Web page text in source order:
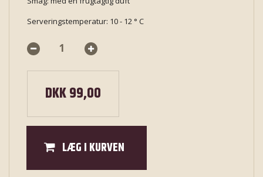
Serveringstemperatur: 10 - 12 ° C
DKK 99,00
LÆG I KURVEN